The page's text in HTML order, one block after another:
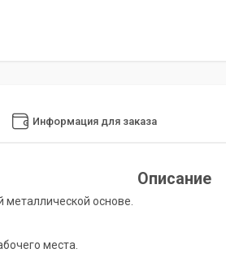
Информация для заказа
Описание
металлической основе.
места.